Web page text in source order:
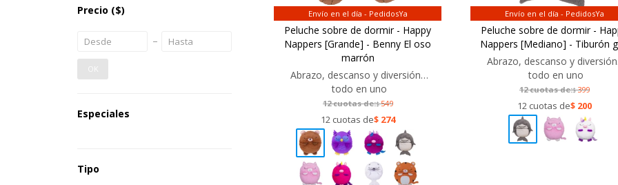
Envío en el día - PedidosYa
Peluche sobre de dormir - Happy
Nappers [Grande] - Benny El oso
marrón
Abrazo, descanso y diversión…
todo en uno
12 cuotas de:$549
12 cuotas de$ 274
Envío en el día - PedidosYa
Peluche sobre de dormir -
Nappers [Mediano] - Tiburón
Abrazo, descanso y
todo en uno
12 cuotas de:$399
12 cuotas de$ 200
Precio ($)
OK
Especiales
Tipo